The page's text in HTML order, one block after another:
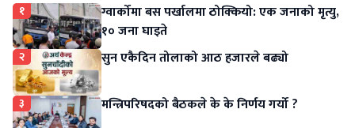
१
ग्वार्कोमा बस पर्खालमा ठोक्कियो: एक जनाको मृत्यु,
१० जना घाइते
२ सुन एकैदिन तोलाको आठ हजारले बढ्यो
३ मन्त्रिपरिषदको बैठकले के के निर्णय गर्यो ?